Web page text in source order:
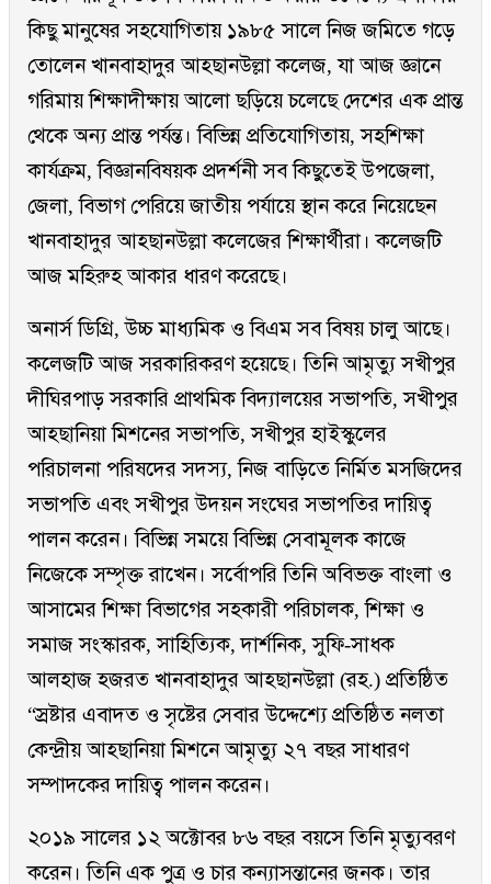
কিছু মানুষের সহযোগিতায় ১৯৮৫ সালে নিজ জমিতে গড়ে
তোলেন খানবাহাদুর আহ্ছানউল্লা কলেজ, যা আজ জ্ঞানে
গরিমায় শিক্ষাদীক্ষায় আলো ছড়িয়ে চলেছে দেশের এক প্রান্ত
থেকে অন্য প্রান্ত পর্যন্ত। বিভিন্ন প্রতিযোগিতায়, সহশিক্ষা
কার্যক্রম, বিজ্ঞানবিষয়ক প্রদর্শনী সব কিছুতেই উপজেলা,
জেলা, বিভাগ পেরিয়ে জাতীয় পর্যায়ে স্থান করে নিয়েছেন
খানবাহাদুর আহ্ছানউল্লা কলেজের শিক্ষার্থীরা। কলেজটি
আজ মহিরুহ আকার ধারণ করেছে।
অনার্স ডিগ্রি, উচ্চ মাধ্যমিক ও বিএম সব বিষয় চালু আছে।
কলেজটি আজ সরকারিকরণ হয়েছে। তিনি আমৃত্যু সখীপুর
দীঘিরপাড় সরকারি প্রাথমিক বিদ্যালয়ের সভাপতি, সখীপুর
আহ্ছানিয়া মিশনের সভাপতি, সখীপুর হাইস্কুলের
পরিচালনা পরিষদের সদস্য, নিজ বাড়িতে নির্মিত মসজিদের
সভাপতি এবং সখীপুর উদয়ন সংঘের সভাপতির দায়িত্ব
পালন করেন। বিভিন্ন সময়ে বিভিন্ন সেবামূলক কাজে
নিজেকে সম্পৃক্ত রাখেন। সর্বোপরি তিনি অবিভক্ত বাংলা ও
আসামের শিক্ষা বিভাগের সহকারী পরিচালক, শিক্ষা ও
সমাজ সংস্কারক, সাহিত্যিক, দার্শনিক, সুফি-সাধক
আলহাজ হজরত খানবাহাদুর আহ্ছানউল্লা (রহ.) প্রতিষ্ঠিত
“স্রষ্টার এবাদত ও সৃষ্টের সেবার উদ্দেশ্যে প্রতিষ্ঠিত নলতা
কেন্দ্রীয় আহ্ছানিয়া মিশনে আমৃত্যু ২৭ বছর সাধারণ
সম্পাদকের দায়িত্ব পালন করেন।
২০১৯ সালের ১২ অক্টোবর ৮৬ বছর বয়সে তিনি মৃত্যুবরণ
করেন। তিনি এক পুত্র ও চার কন্যাসন্তানের জনক। তার